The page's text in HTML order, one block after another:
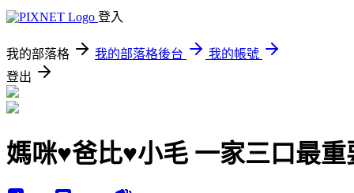
登入
我的部落格 我的部落格後台
我的帳號
登出
媽咪♥爸比♥小毛 一家三口最重